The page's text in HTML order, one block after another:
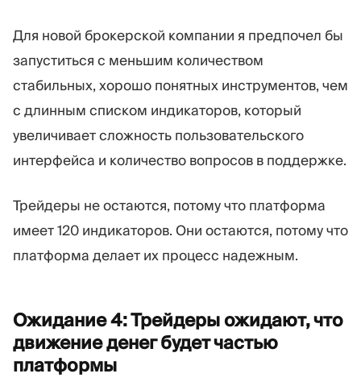
Для новой брокерской компании я предпочел бы
запуститься с меньшим количеством
стабильных, хорошо понятных инструментов, чем
с длинным списком индикаторов, который
увеличивает сложность пользовательского
интерфейса и количество вопросов в поддержке.
Трейдеры не остаются, потому что платформа
имеет 120 индикаторов. Они остаются, потому что
платформа делает их процесс надежным.
Ожидание 4: Трейдеры ожидают, что
движение денег будет частью
платформы